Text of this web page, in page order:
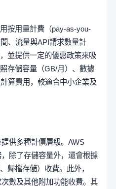
按用量計費（pay-as-you-
、流量與API請求數量計
並提供一定的優惠政策來吸
存儲容量（GB/月）、數據
算費用，較適合中小企業及
供多種計價層級。AWS
除了存儲容量外，還會根據
歸檔存儲）收費。此外，
數及其他附加功能收費。其